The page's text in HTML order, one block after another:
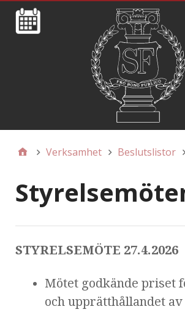
Verksamhet Beslutslistor
STYRELSEMÖTE 27.4.2026
Mötet godkände priset
och upprätthållandet av